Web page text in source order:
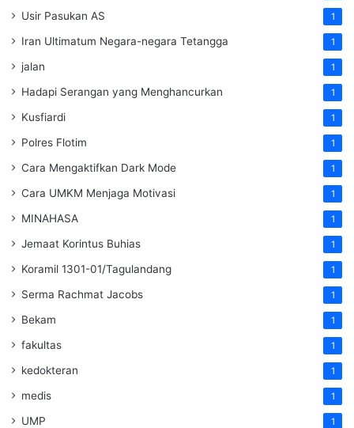
Usir Pasukan AS 1
Iran Ultimatum Negara-negara Tetangga 1
jalan 1
Hadapi Serangan yang Menghancurkan 1
Kusfiardi 1
Polres Flotim 1
Cara Mengaktifkan Dark Mode 1
Cara UMKM Menjaga Motivasi 1
MINAHASA 1
Jemaat Korintus Buhias 1
Koramil 1301-01/Tagulandang 1
Serma Rachmat Jacobs 1
Bekam 1
fakultas 1
kedokteran 1
medis 1
UMP 1